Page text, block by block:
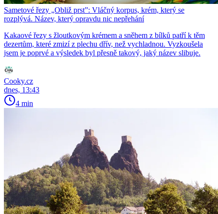
Sametové řezy „Obliž prst”: Vláčný korpus, krém, který se
rozplývá. Název, který opravdu nic nepřehání
Kakaové řezy s žloutkovým krémem a sněhem z bílků patří k těm
dezertům, které zmizí z plechu dřív, než vychladnou. Vyzkoušela
jsem je poprvé a výsledek byl přesně takový, jaký název slibuje.
Cooky.cz
dnes, 13:43
4 min